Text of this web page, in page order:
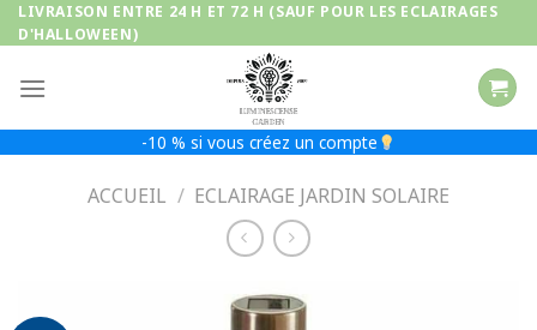
Passer
au
LIVRAISON ENTRE 24 H ET 72 H (SAUF POUR LES ECLAIRAGES
D'HALLOWEEN)
-10 % si vous créez un compte
ACCUEIL / ECLAIRAGE JARDIN SOLAIRE